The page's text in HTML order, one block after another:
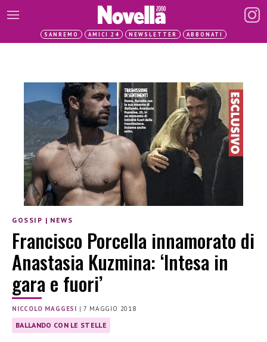
SANREMO AMICI 24 NEWSLETTER ABBONATI
GOSSIP | NEWS
Francisco Porcella innamorato di
Anastasia Kuzmina: ‘Intesa in
gara e fuori’
NICCOLO MAGGESI |7 MAGGIO 2018
BALLANDO CON LE STELLE